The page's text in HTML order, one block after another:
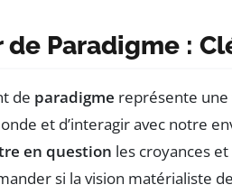
de Paradigme :
de paradigme représente
et d’interagir avec notre
en question les croyances
si la vision matérialiste